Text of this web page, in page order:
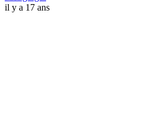
il y a 17 ans